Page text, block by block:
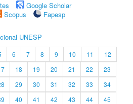
Google Scholar
Scopus
Fapesp
UNESP
6 7 8 9 10 11
12
18 19 20 21 22
23
29 30 31 32 33
34
40 41 42 43 44
45